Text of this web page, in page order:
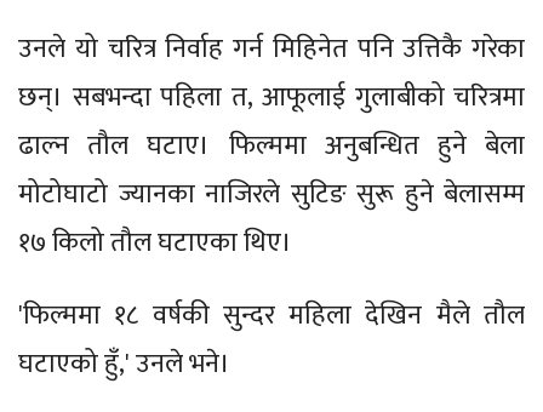
उनले यो चरित्र निर्वाह गर्न मिहिनेत पनि उत्तिकै गरेका
छन्। सबभन्दा पहिला त, आफूलाई गुलाबीको चरित्रमा
ढाल्न तौल घटाए। फिल्ममा अनुबन्धित हुने बेला
मोटोघाटो ज्यानका नाजिरले सुटिङ सुरू हुने बेलासम्म
१७ किलो तौल घटाएका थिए।
'फिल्ममा १८ वर्षकी सुन्दर महिला देखिन मैले तौल
घटाएको हुँ,' उनले भने।